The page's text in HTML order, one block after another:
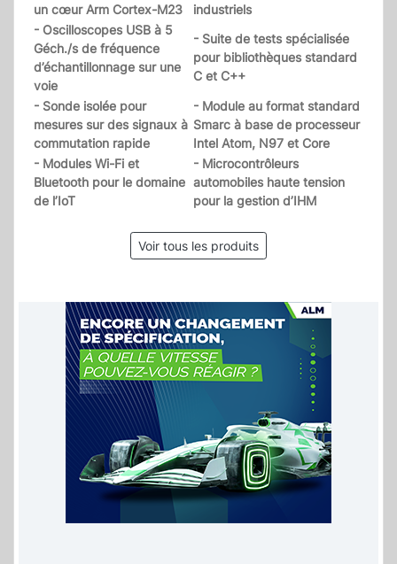
un cœur Arm Cortex-M23
industriels
- Oscilloscopes USB à 5
Géch./s de fréquence
d’échantillonnage sur une
voie
- Suite de tests spécialisée
pour bibliothèques standard
C et C++
- Sonde isolée pour
mesures sur des signaux à
commutation rapide
- Module au format standard
Smarc à base de processeur
Intel Atom, N97 et Core
- Modules Wi-Fi et
Bluetooth pour le domaine
de l’IoT
- Microcontrôleurs
automobiles haute tension
pour la gestion d’IHM
Voir tous les produits